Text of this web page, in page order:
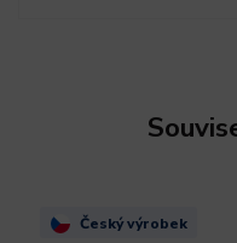
Český výrobek